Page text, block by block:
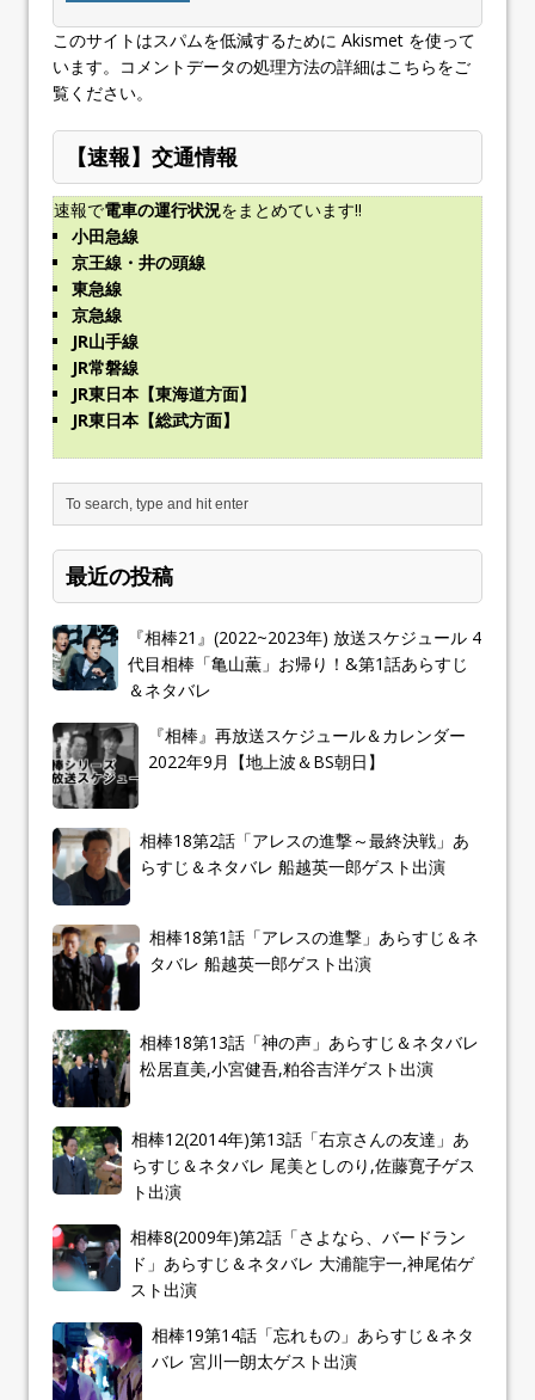
このサイトはスパムを低減するために Akismet を使って
います。 コメントデータの処理方法の詳細はこちらをご
覧ください。
【速報】交通情報
速報で電車の運行状況をまとめています!!
小田急線
京王線・井の頭線
東急線
京急線
JR山手線
JR常磐線
JR東日本【東海道方面】
JR東日本【総武方面】
最近の投稿
『相棒21』(2022~2023年) 放送スケジュール 4
代目相棒「亀山薫」お帰り！&第1話あらすじ
＆ネタバレ
『相棒』再放送スケジュール＆カレンダー
2022年9月【地上波＆BS朝日】
相棒18第2話「アレスの進撃～最終決戦」あ
らすじ＆ネタバレ 船越英一郎ゲスト出演
相棒18第1話「アレスの進撃」あらすじ＆ネ
タバレ 船越英一郎ゲスト出演
相棒18第13話「神の声」あらすじ＆ネタバレ
松居直美,小宮健吾,粕谷吉洋ゲスト出演
相棒12(2014年)第13話「右京さんの友達」あ
らすじ＆ネタバレ 尾美としのり,佐藤寛子ゲス
ト出演
相棒8(2009年)第2話「さよなら、バードラン
ド」あらすじ＆ネタバレ 大浦龍宇一,神尾佑ゲ
スト出演
相棒19第14話「忘れもの」あらすじ＆ネタ
バレ 宮川一朗太ゲスト出演